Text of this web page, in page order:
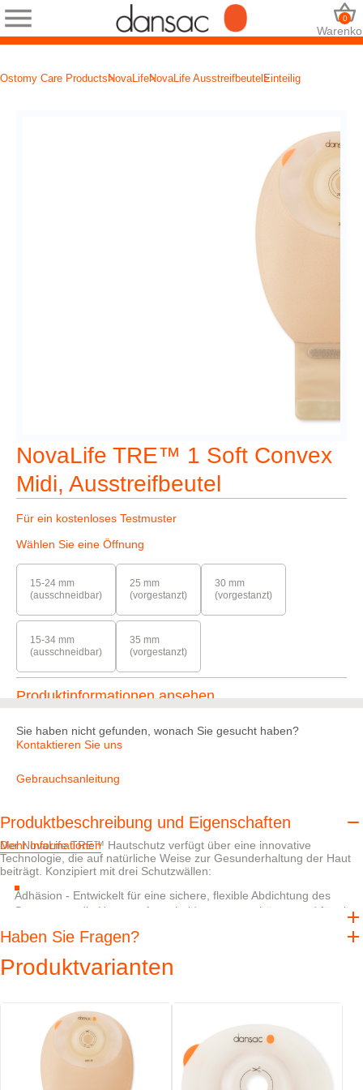
0
Ostomy Care ProductsNovaLifeNovaLife Ausstreifbeutel Einteilig
NovaLife TRE™ 1 Soft Convex
Midi, Ausstreifbeutel
Für ein kostenloses Testmuster
Wählen Sie eine Öffnung
15-24 mm
(ausschneidbar)
25 mm
(vorgestanzt)
30 mm
(vorgestanzt)
15-34 mm
(ausschneidbar)
35 mm
(vorgestanzt)
Produktinformationen ansehen
Sie haben nicht gefunden, wonach Sie gesucht haben?
Kontaktieren Sie uns
Gebrauchsanleitung
Produktbeschreibung und Eigenschaften
Der NovaLife TRE™ Hautschutz verfügt über eine innovative
Technologie, die auf natürliche Weise zur Gesunderhaltung der Haut
beiträgt. Konzipiert mit drei Schutzwällen:
Adhäsion - Entwickelt für eine sichere, flexible Abdichtung des
Stomas, um die Haut vor Ausscheidungen zu schützen und für eine
Absorption - Hilft überschüssige Feuchtigkeit aufzunehmen, um das
natürliche Gleichgewicht der Haut zu erhalten.
pH-Balance - Entwickelt, um die hautschädigenden Auswirkungen
Zu viel Schutz gibt es nicht, wenn es um peristomale Haut geht.
Eigenschaften
Die 6 mm softe Konvexität mit integriertem weichen und flexiblen
Einlagering für die gute Positionierung des Stomas im Beutel
Mehr Informationen
Haben Sie Fragen?
Produktvarianten